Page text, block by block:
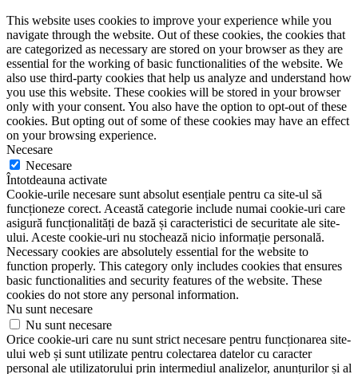
This website uses cookies to improve your experience while you
navigate through the website. Out of these cookies, the cookies that
are categorized as necessary are stored on your browser as they are
essential for the working of basic functionalities of the website. We
also use third-party cookies that help us analyze and understand how
you use this website. These cookies will be stored in your browser
only with your consent. You also have the option to opt-out of these
cookies. But opting out of some of these cookies may have an effect
on your browsing experience.
Necesare
Necesare
Întotdeauna activate
Cookie-urile necesare sunt absolut esențiale pentru ca site-ul să
funcționeze corect. Această categorie include numai cookie-uri care
asigură funcționalități de bază și caracteristici de securitate ale site-
ului. Aceste cookie-uri nu stochează nicio informație personală.
Necessary cookies are absolutely essential for the website to
function properly. This category only includes cookies that ensures
basic functionalities and security features of the website. These
cookies do not store any personal information.
Nu sunt necesare
Nu sunt necesare
Orice cookie-uri care nu sunt strict necesare pentru funcționarea site-
ului web și sunt utilizate pentru colectarea datelor cu caracter
personal ale utilizatorului prin intermediul analizelor, anunțurilor și al